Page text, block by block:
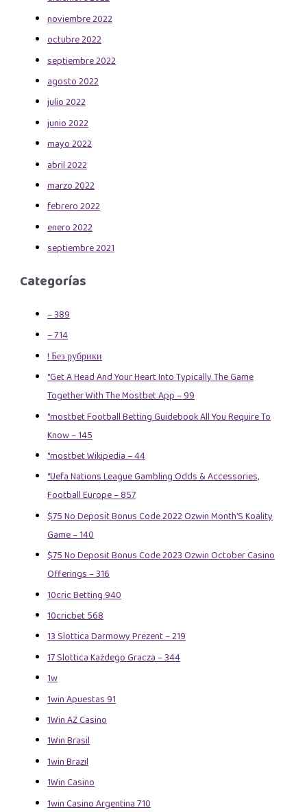
noviembre 2022
octubre 2022
septiembre 2022
agosto 2022
julio 2022
junio 2022
mayo 2022
abril 2022
marzo 2022
febrero 2022
enero 2022
septiembre 2021
Categorías
– 389
– 714
! Без рубрики
"Get A Head And Your Heart Into Typically The Game
Together With The Mostbet App – 99
"mostbet Football Betting Guidebook All You Require To
Know – 145
"mostbet Wikipedia – 44
"Uefa Nations League Gambling Odds & Accessories,
Football Europe – 857
$75 No Deposit Bonus Code 2022 Ozwin Month’S Koality
Game – 140
$75 No Deposit Bonus Code 2023 Ozwin October Casino
Offerings – 316
10cric Betting 940
10cricbet 568
13 Slottica Darmowy Prezent – 219
17 Slottica Każdego Gracza – 344
1w
1win Apuestas 91
1Win AZ Casino
1Win Brasil
1win Brazil
1Win Casino
1win Casino Argentina 710